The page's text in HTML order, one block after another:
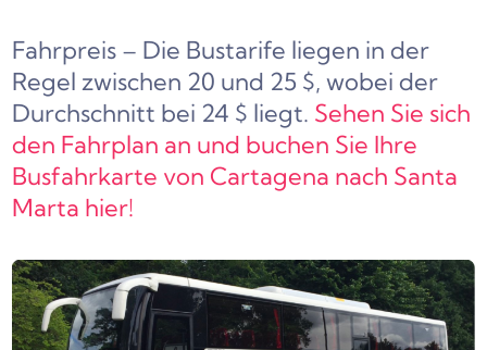
Fahrpreis – Die Bustarife liegen in der
Regel zwischen 20 und 25 $, wobei der
Durchschnitt bei 24 $ liegt. Sehen Sie sich
den Fahrplan an und buchen Sie Ihre
Busfahrkarte von Cartagena nach Santa
Marta hier!